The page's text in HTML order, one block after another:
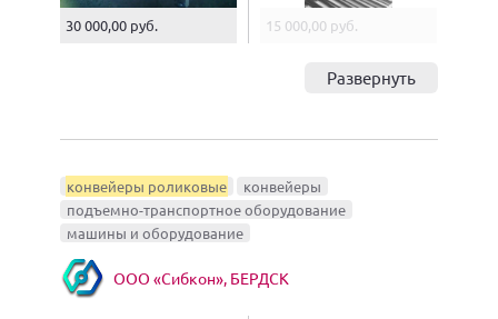
30 000,00 руб. 15 000,00 руб.
Развернуть
конвейеры роликовые
конвейеры
подъемно-транспортное оборудование
машины и оборудование
ООО «Сибкон», БЕРДСК